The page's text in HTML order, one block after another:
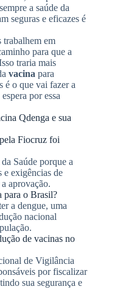
a saúde da
seguras e eficazes é
trabalhem em
para que a
traria mais
vacina para
é o que vai fazer a
por essa
Qdenga e sua
Fiocruz foi
Saúde porque a
e exigências de
aprovação.
para o Brasil?
a dengue, uma
nacional
de vacinas no
de Vigilância
por fiscalizar
sua segurança e